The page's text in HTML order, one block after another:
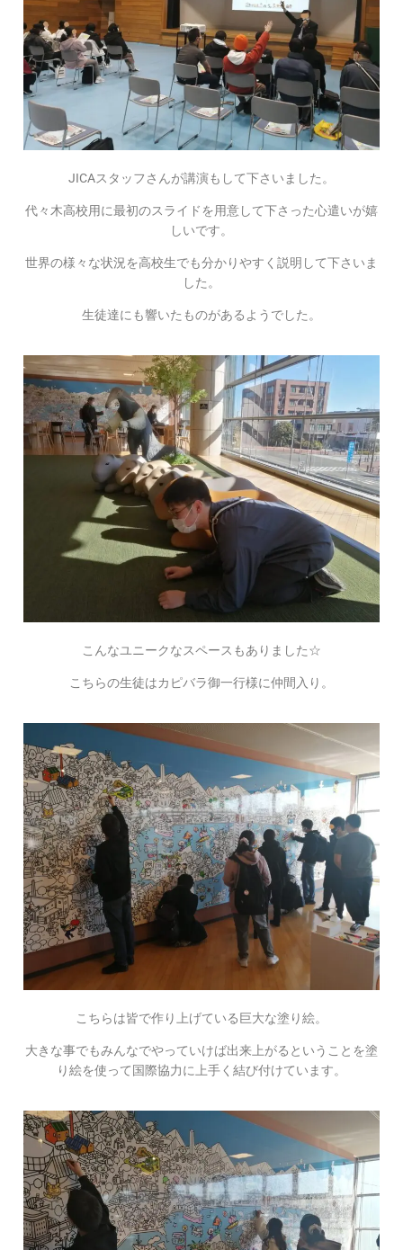
JICAスタッフさんが講演もして下さいました。
代々木高校用に最初のスライドを用意して下さった心遣いが嬉
しいです。
世界の様々な状況を高校生でも分かりやすく説明して下さいま
した。
生徒達にも響いたものがあるようでした。
こんなユニークなスペースもありました☆
こちらの生徒はカピバラ御一行様に仲間入り。
こちらは皆で作り上げている巨大な塗り絵。
大きな事でもみんなでやっていけば出来上がるということを塗
り絵を使って国際協力に上手く結び付けています。